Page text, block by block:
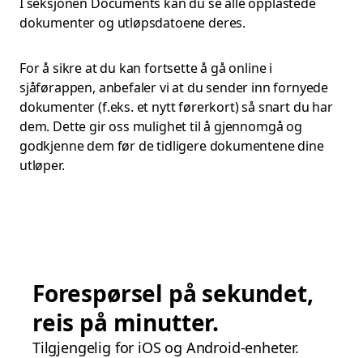
dokumenter og utløpsdatoene deres.
For å sikre at du kan fortsette å gå online i
sjåførappen, anbefaler vi at du sender inn fornyede
dokumenter (f.eks. et nytt førerkort) så snart du har
dem. Dette gir oss mulighet til å gjennomgå og
godkjenne dem før de tidligere dokumentene dine
utløper.
Forespørsel på sekundet,
reis på minutter.
Tilgjengelig for iOS og Android-enheter.